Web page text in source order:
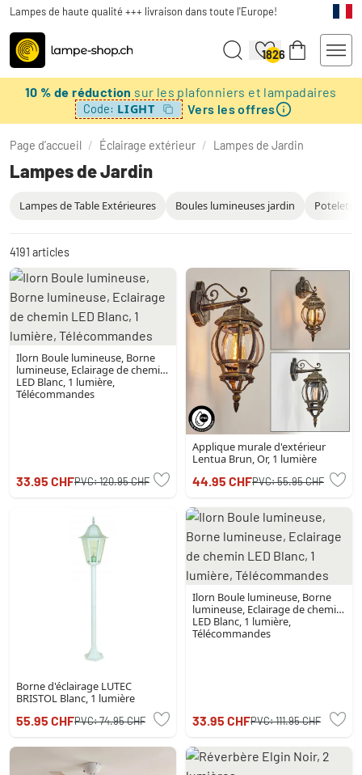
Lampes de haute qualité +++ livraison dans toute l'Europe!
1826
10 % de réduction sur les plafonniers et lampadaires
Code: LIGHT Vers les offres
Page d’accueil / Éclairage extérieur / Lampes de Jardin
Lampes de Jardin
Lampes de Table Extérieures Boules lumineuses jardin Potelets
4191 articles
Ilorn Boule lumineuse, Borne
lumineuse, Eclairage de chemin
LED Blanc, 1 lumière,
Télécommandes
33.95 CHFPVC:120.95 CHF
Applique murale d'extérieur
Lentua Brun, Or, 1 lumière
44.95 CHFPVC:55.95 CHF
Borne d'éclairage LUTEC
BRISTOL Blanc, 1 lumière
55.95 CHFPVC:74.95 CHF
Ilorn Boule lumineuse, Borne
lumineuse, Eclairage de chemin
LED Blanc, 1 lumière,
Télécommandes
33.95 CHFPVC:111.95 CHF